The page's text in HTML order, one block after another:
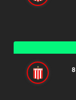
8